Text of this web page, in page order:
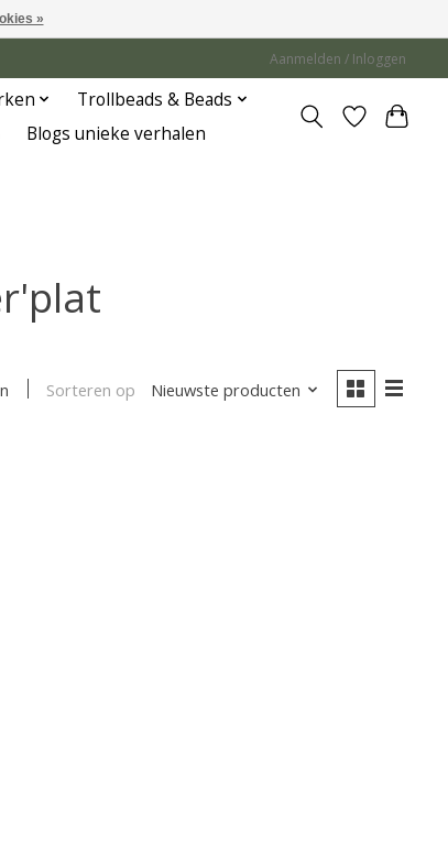
Aanmelden / Inloggen
Trollbeads & Beads
Blogs unieke verhalen
Sorteren op Nieuwste producten
»